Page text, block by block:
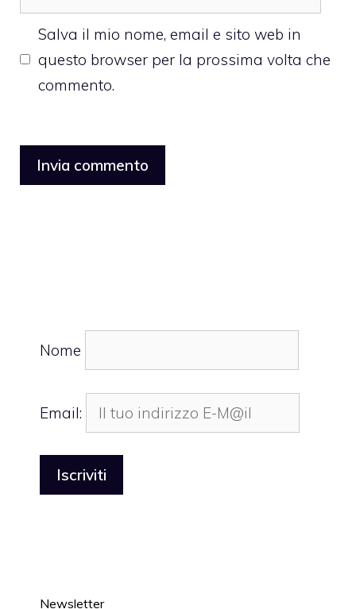
web
Salva il mio nome, email e sito web in
questo browser per la prossima volta che
commento.
Nome
Email:
Newsletter